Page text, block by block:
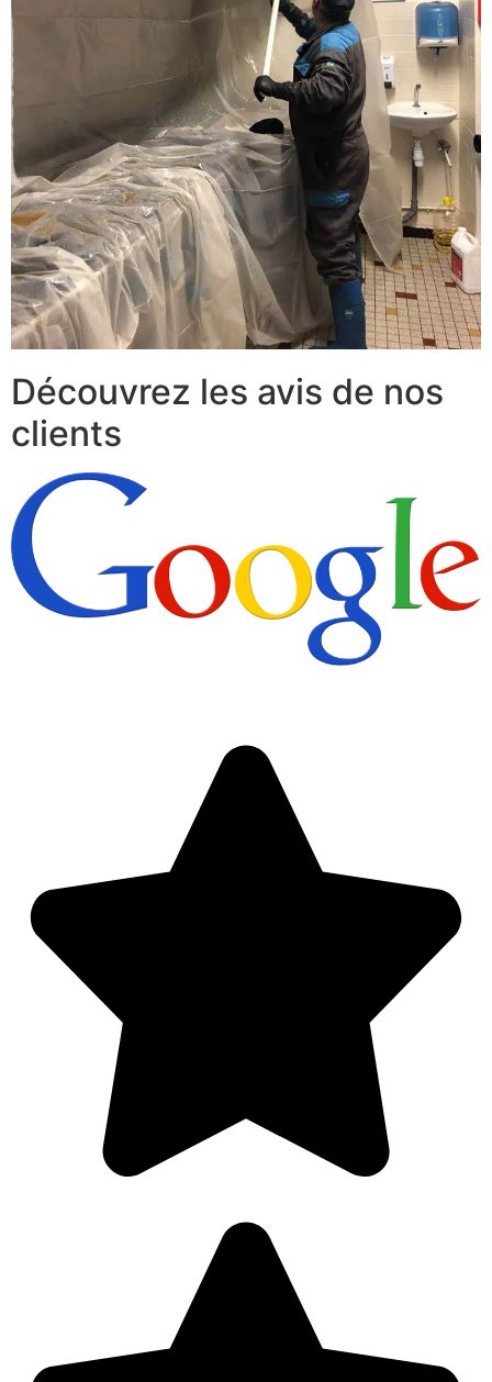
Découvrez les avis de nos
clients